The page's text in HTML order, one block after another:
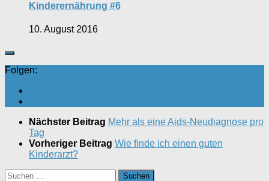
Kinderernährung #6
10. August 2016
Folgen:
Nächster Beitrag Mehr als eine Aids-Neudiagnose pro
Tag
Vorheriger Beitrag Wie finde ich einen guten
Kinderarzt?
Suchen